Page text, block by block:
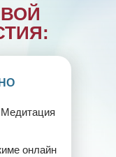
Медитация
онлайн